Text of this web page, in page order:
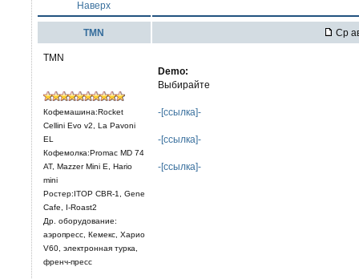
Наверх
TMN Ср
TMN
Кофемашина:Rocket
Cellini Evo v2, La Pavoni
EL
Кофемолка:Promac MD 74
AT, Mazzer Mini E, Hario
mini
Ростер:ITOP CBR-1, Gene
Cafe, I-Roast2
Др. оборудование:
аэропресс, Кемекс, Харио
V60, электронная турка,
френч-пресс
Demo:
Выбирайте
-[ссылка]-
-[ссылка]-
-[ссылка]-